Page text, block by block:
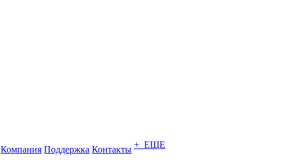
Компания Поддержка Контакты + ЕЩЕ